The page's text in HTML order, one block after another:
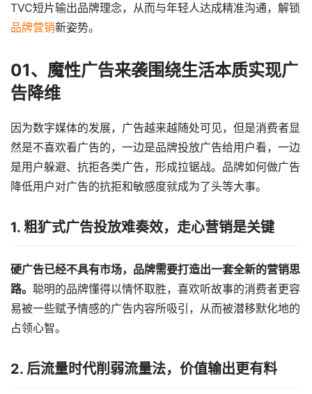
TVC短片输出品牌理念，从而与年轻人达成精准沟通，解锁
品牌营销新姿势。
01、 魔性广告来袭围绕生活本质实现广
告降维
因为数字媒体的发展，广告越来越随处可见，但是消费者显
然是不喜欢看广告的，一边是品牌投放广告给用户看，一边
是用户躲避、抗拒各类广告，形成拉锯战。品牌如何做广告
降低用户对广告的抗拒和敏感度就成为了头等大事。
1. 粗犷式广告投放难奏效，走心营销是关键
硬广告已经不具有市场，品牌需要打造出一套全新的营销思
路。 聪明的品牌懂得以情怀取胜，喜欢听故事的消费者更容
易被一些赋予情感的广告内容所吸引，从而被潜移默化地的
占领心智。
2. 后流量时代削弱流量法，价值输出更有料